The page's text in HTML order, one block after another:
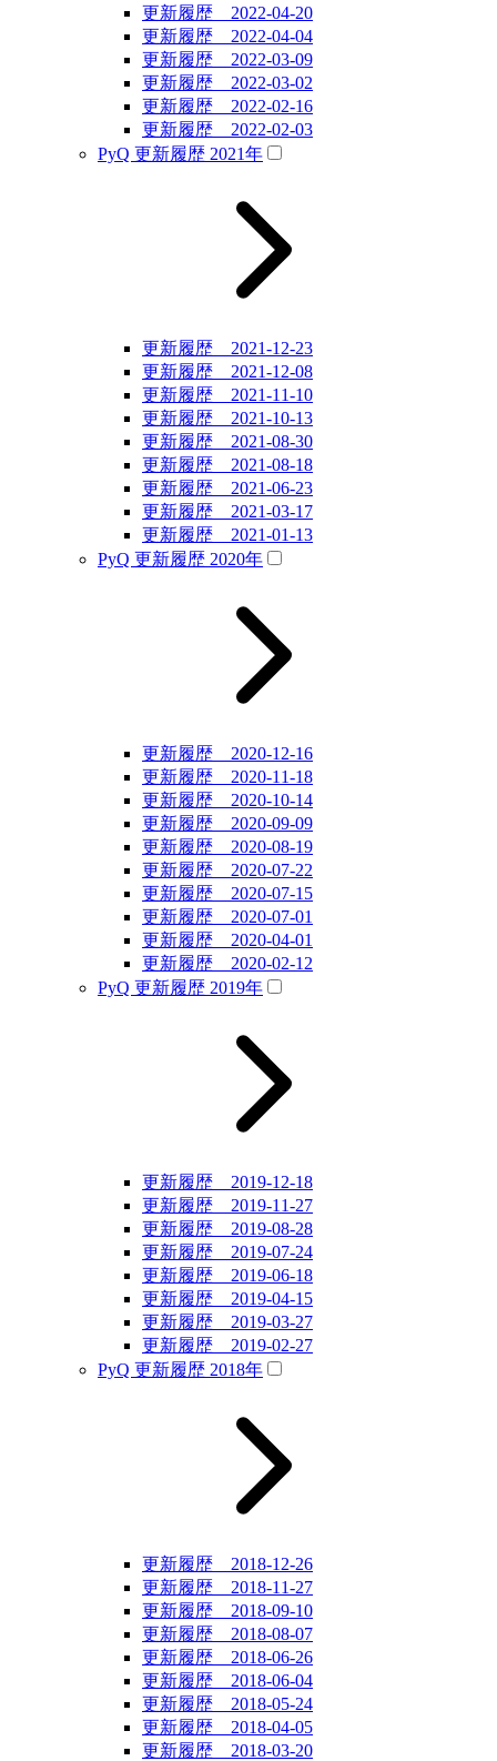
更新履歴 2022-04-20
更新履歴 2022-04-04
更新履歴 2022-03-09
更新履歴 2022-03-02
更新履歴 2022-02-16
更新履歴 2022-02-03
PyQ 更新履歴 2021年
更新履歴 2021-12-23
更新履歴 2021-12-08
更新履歴 2021-11-10
更新履歴 2021-10-13
更新履歴 2021-08-30
更新履歴 2021-08-18
更新履歴 2021-06-23
更新履歴 2021-03-17
更新履歴 2021-01-13
PyQ 更新履歴 2020年
更新履歴 2020-12-16
更新履歴 2020-11-18
更新履歴 2020-10-14
更新履歴 2020-09-09
更新履歴 2020-08-19
更新履歴 2020-07-22
更新履歴 2020-07-15
更新履歴 2020-07-01
更新履歴 2020-04-01
更新履歴 2020-02-12
PyQ 更新履歴 2019年
更新履歴 2019-12-18
更新履歴 2019-11-27
更新履歴 2019-08-28
更新履歴 2019-07-24
更新履歴 2019-06-18
更新履歴 2019-04-15
更新履歴 2019-03-27
更新履歴 2019-02-27
PyQ 更新履歴 2018年
更新履歴 2018-12-26
更新履歴 2018-11-27
更新履歴 2018-09-10
更新履歴 2018-08-07
更新履歴 2018-06-26
更新履歴 2018-06-04
更新履歴 2018-05-24
更新履歴 2018-04-05
更新履歴 2018-03-20